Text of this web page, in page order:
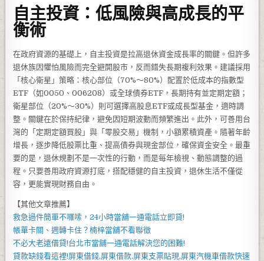
自主投資：低風險與高成長的平
衡術
在政府資源的基礎上，自主投資是拉高退休資金成長率的關鍵。但許多
退休族因懼怕風險而完全避開股市，反而錯失長期複利效果。建議採用
「核心衛星」策略：核心部位（70%～80%）配置於低成本的指數型
ETF（如0050、006208）或全球債券ETF，長期持有並定期定額；
衛星部位（20%～30%）則可選擇高股息ETF或成長型基金，適時調
整。關鍵在於保持紀律，避免因短期波動而頻繁進出。此外，可善用台
灣的「定期定額買股」與「零股交易」機制，小額累積資產。隨著年齡
增長，逐步降低股票比重、提高債券與現金部位，確保資金安全。最重
要的是，退休規劃不是一次性的行動，而是每年檢視、動態調整的過
程。只要善用政府資源打底，搭配穩健的自主投資，退休生活不僅從
容，更能實現財務自由。
【其他文章推薦】
救急過件簡單不囉嗦，24小時當舖一通電話立即貸!
帳單卡關、週轉卡住？楠梓當舖不看聯徵
不必大老遠借貸!台北市當舖一通電話解決您的困難!
貸款缺錢看這裡!屏東借錢,屏東借款,屏東支票貼現,屏東汽機車借款快速